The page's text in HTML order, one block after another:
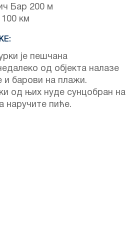
Бар 200 м
км
је пешчана
од објекта налазе
и барови на плажи.
од њих нуде сунцобран на
наручите пиће.